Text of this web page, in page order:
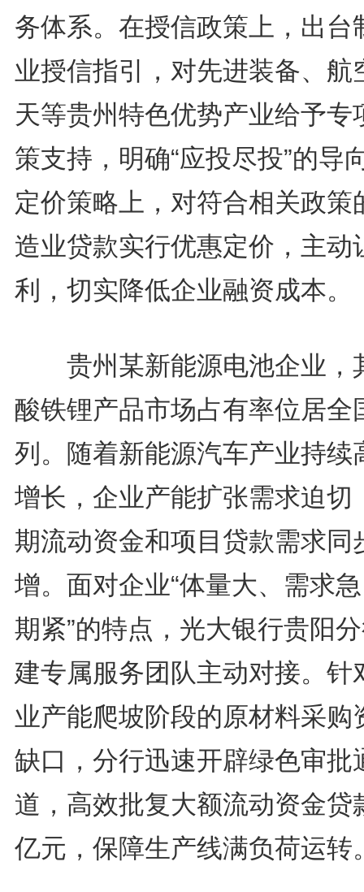
务体系。在授信政策上，出台
业授信指引，对先进装备、航
天等贵州特色优势产业给予专
策支持，明确“应投尽投”的导
定价策略上，对符合相关政策
造业贷款实行优惠定价，主动
利，切实降低企业融资成本。
贵州某新能源电池企业，
酸铁锂产品市场占有率位居全
列。随着新能源汽车产业持续
增长，企业产能扩张需求迫切
期流动资金和项目贷款需求同
增。面对企业“体量大、需求
期紧”的特点，光大银行贵阳
建专属服务团队主动对接。针
业产能爬坡阶段的原材料采购
缺口，分行迅速开辟绿色审批
道，高效批复大额流动资金贷
亿元，保障生产线满负荷运转